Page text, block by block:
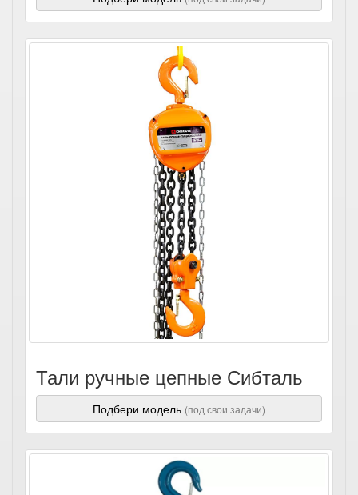
Тали ручные цепные Сибталь
Подбери модель (под свои задачи)